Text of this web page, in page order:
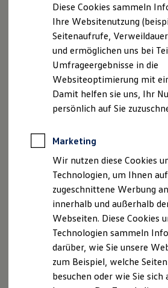
Behörden
Direktkunden
Sonderfahrzeuge
Anpfiff zum Gewinn
Elektromobilität
Elektroautos
ID. Tutorials
Elektrofahrzeugkonzepte
ID. EVERY1
Reichweite
Rekuperation
Laden unterwegs
Laden Zuhause
Ladestationen finden
Ladezeitensimulator
Batterie
Sicherheit
Nachhaltigkeit
Technologie
Kosten und Kauf
Verbrauchskosten
Kaufoptionen
Nutzungsbedingungen
Datenschutzerklärungen
Cookie-
Lizenzhinweise Dritter
Produktsicherheitsinformationen
Disclaimer von Volkswagen AG
Die in dieser Darstellung gezeigten
Ausstattungen können in einzelnen
deutschen Lieferprogramm
teilweise Sonderausstattungen der
Bitte beachten Sie auch unseren
Übersicht der aktuell verfügbaren
Diese Cookies sammeln
Ihre Websitenutzung
Seitenaufrufe,
und ermöglichen uns bei
Umfrageergebnisse in die
Websiteoptimierung mit
Damit helfen sie uns, Ihr
persönlich auf Sie
Marketing
Wir nutzen diese Cookies
Technologien, um Ihnen
zugeschnittene Werbung
innerhalb und außerhalb
Webseiten. Diese Cookies
Technologien sammeln
darüber, wie Sie unsere
zum Beispiel, welche
besuchen oder wie Sie sich